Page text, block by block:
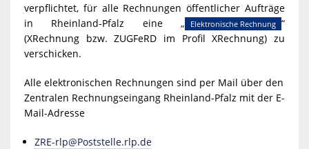
verpflichtet, für alle Rechnungen öffentlicher Aufträge
in Rheinland-Pfalz eine „
Elektronische Rechnung “
(XRechnung bzw. ZUGFeRD im Profil XRechnung) zu
verschicken.
Alle elektronischen Rechnungen sind per Mail über den
Zentralen Rechnungseingang Rheinland-Pfalz mit der E-
Mail-Adresse
ZRE-rlp@Poststelle.rlp.de